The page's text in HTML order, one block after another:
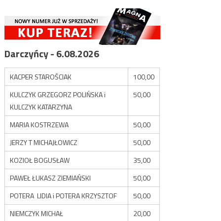
Darczyńcy - 6.08.2026
KACPER STAROŚCIAK
100,00
KULCZYK GRZEGORZ POLIŃSKA i
KULCZYK KATARZYNA
50,00
MARIA KOSTRZEWA
50,00
JERZY T MICHAJŁOWICZ
50,00
KOZIOŁ BOGUSŁAW
35,00
PAWEŁ ŁUKASZ ZIEMIAŃSKI
50,00
POTERA LIDIA i POTERA KRZYSZTOF
50,00
NIEMCZYK MICHAŁ
20,00